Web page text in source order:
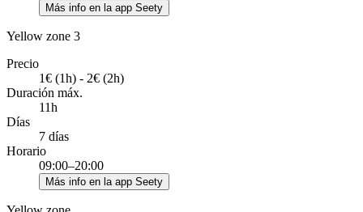
Más info en la app Seety
Yellow zone 3
Precio
1€ (1h) - 2€ (2h)
Duración máx.
11h
Días
7 días
Horario
09:00–20:00
Más info en la app Seety